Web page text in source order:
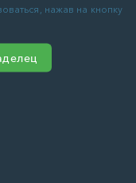
нажав на кнопку